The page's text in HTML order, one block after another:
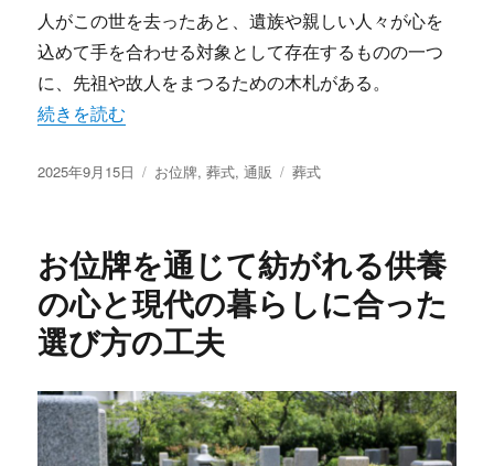
人がこの世を去ったあと、遺族や親しい人々が心を
込めて手を合わせる対象として存在するものの一つ
に、先祖や故人をまつるための木札がある。
“お位牌とともに続く供養のかたち心を繋ぐ通販時代の
続きを読む
投
2025年9月15日
カ
ー
お位牌,葬式,通販
タ
葬式
お位牌を通じて紡がれる供養
の心と現代の暮らしに合った
選び方の工夫